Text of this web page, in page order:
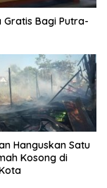
Gratis Bagi Putra-
Hanguskan Satu
Kosong di